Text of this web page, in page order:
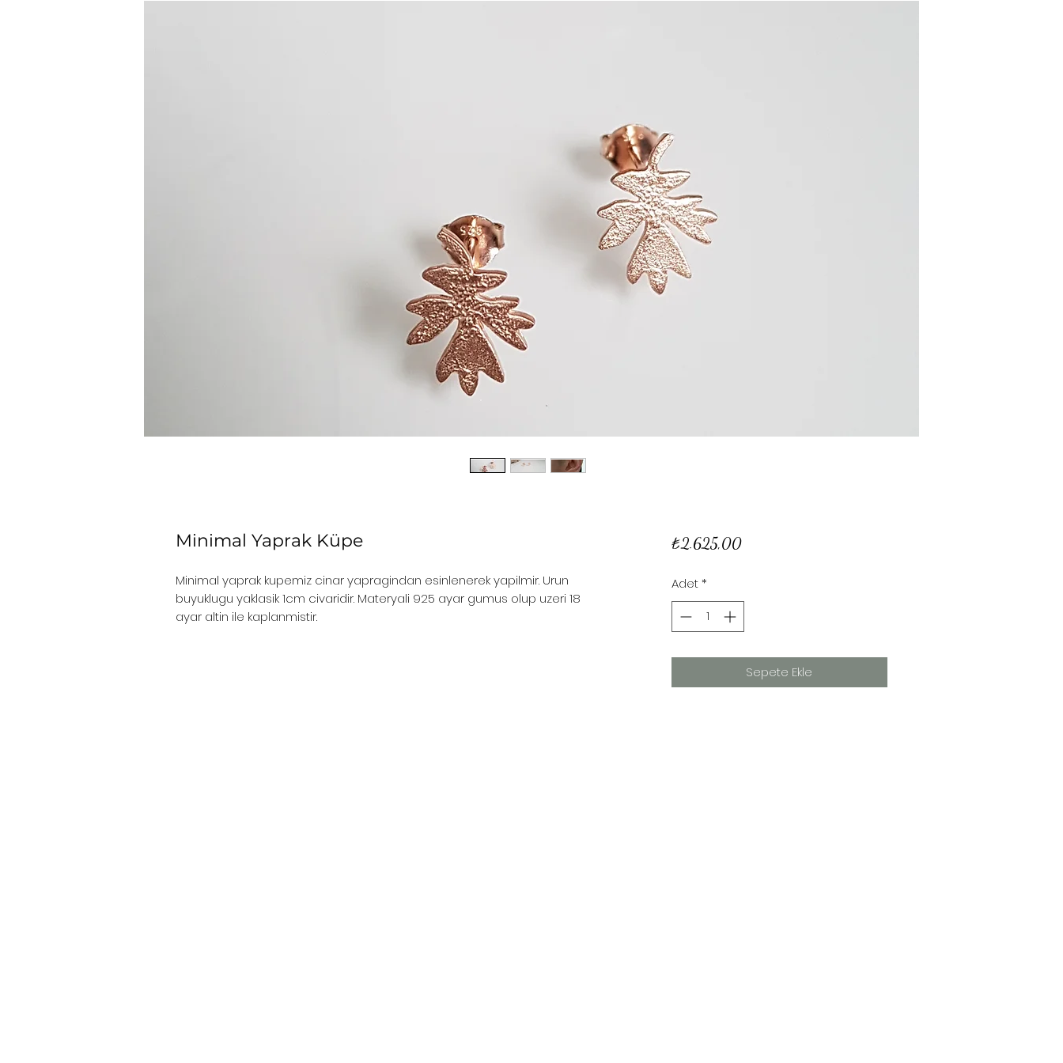
Minimal Yaprak Küpe
Minimal yaprak kupemiz cinar yapragindan esinlenerek yapilmir. Urun
buyuklugu yaklasik 1cm civaridir. Materyali 925 ayar gumus olup uzeri 18
ayar altin ile kaplanmistir.
₺2.625,00Fiyat
Adet *
Sepete Ekle